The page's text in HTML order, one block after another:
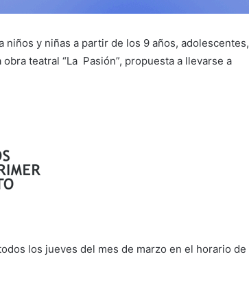
niños y niñas a partir de los 9 años, adolescentes,
teatral “La Pasión”, propuesta a llevarse a
los jueves del mes de marzo en el horario de